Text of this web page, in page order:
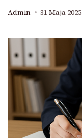
Admin 31 Maja 2025